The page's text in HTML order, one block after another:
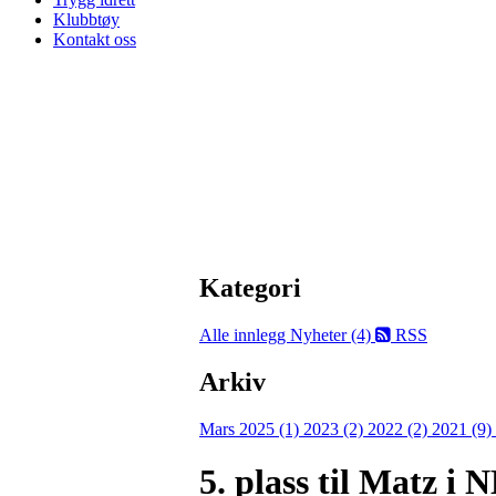
Klubbtøy
Kontakt oss
Kategori
Alle innlegg Nyheter (4) RSS
Arkiv
Mars 2025 (1) 2023 (2) 2022 (2) 2021 (9)
5. plass til Matz i